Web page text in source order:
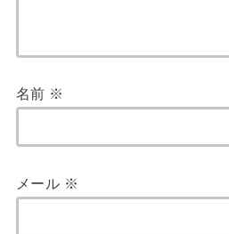
名前 ※
メール ※